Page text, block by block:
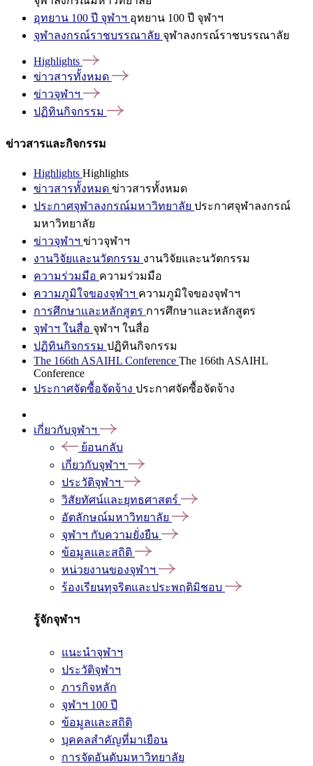
อุทยาน 100 ปี จุฬาฯ อุทยาน 100 ปี จุฬาฯ
จุฬาลงกรณ์ราชบรรณาลัย จุฬาลงกรณ์ราชบรรณาลัย
Highlights
ข่าวสารทั้งหมด
ข่าวจุฬาฯ
ปฏิทินกิจกรรม
ข่าวสารและกิจกรรม
Highlights Highlights
ข่าวสารทั้งหมด ข่าวสารทั้งหมด
ประกาศจุฬาลงกรณ์มหาวิทยาลัย ประกาศจุฬาลงกรณ์
มหาวิทยาลัย
ข่าวจุฬาฯ ข่าวจุฬาฯ
งานวิจัยและนวัตกรรม งานวิจัยและนวัตกรรม
ความร่วมมือ ความร่วมมือ
ความภูมิใจของจุฬาฯ ความภูมิใจของจุฬาฯ
การศึกษาและหลักสูตร การศึกษาและหลักสูตร
จุฬาฯ ในสื่อ จุฬาฯ ในสื่อ
ปฏิทินกิจกรรม ปฏิทินกิจกรรม
The 166th ASAIHL Conference The 166th ASAIHL
Conference
ประกาศจัดซื้อจัดจ้าง ประกาศจัดซื้อจัดจ้าง
เกี่ยวกับจุฬาฯ
ย้อนกลับ
เกี่ยวกับจุฬาฯ
ประวัติจุฬาฯ
วิสัยทัศน์และยุทธศาสตร์
อัตลักษณ์มหาวิทยาลัย
จุฬาฯ กับความยั่งยืน
ข้อมูลและสถิติ
หน่วยงานของจุฬาฯ
ร้องเรียนทุจริตและประพฤติมิชอบ
รู้จักจุฬาฯ
แนะนำจุฬาฯ
ประวัติจุฬาฯ
ภารกิจหลัก
จุฬาฯ 100 ปี
ข้อมูลและสถิติ
บุคคลสำคัญที่มาเยือน
การจัดอันดับมหาวิทยาลัย